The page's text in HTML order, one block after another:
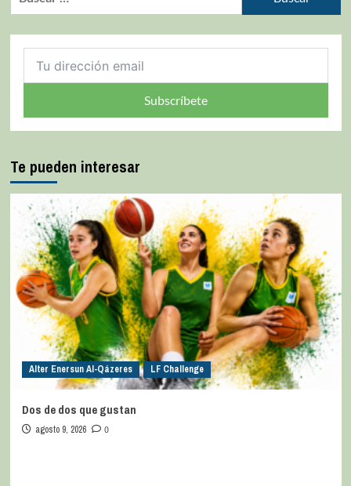
Subscríbete
Te pueden interesar
Alter Enersun Al-Qázeres LF Challenge
Dos de dos que gustan
agosto 9, 2026 0